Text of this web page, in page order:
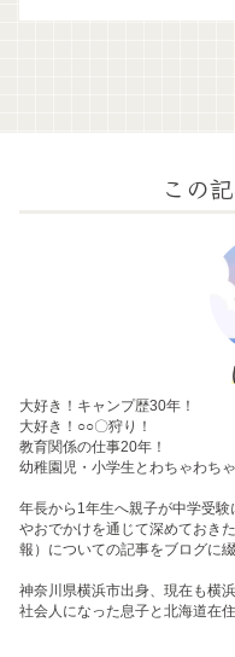
この
大好き！キャンプ歴30年！
大好き！○○〇狩り！
教育関係の仕事20年！
幼稚園児・小学生とわちゃわち
年長から1年生へ親子が中学受
やおでかけを通じて深めておき
報）についての記事をブログに
神奈川県横浜市出身、現在も横浜
社会人になった息子と北海道在